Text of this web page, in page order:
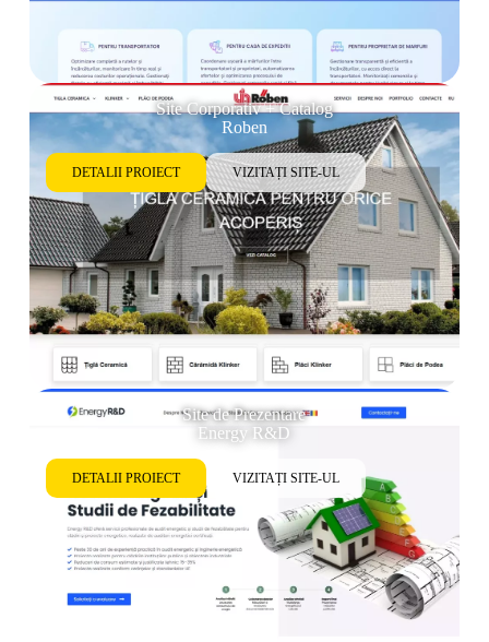
Site Corporativ + Catalog
Roben
DETALII PROIECT VIZITAȚI SITE-UL
Site de Prezentare
Energy R&D
DETALII PROIECT VIZITAȚI SITE-UL